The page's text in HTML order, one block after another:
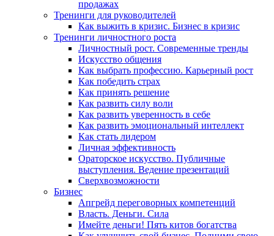
продажах
Тренинги для руководителей
Как выжить в кризис. Бизнес в кризис
Тренинги личностного роста
Личностный рост. Современные тренды
Искусство общения
Как выбрать профессию. Карьерный рост
Как победить страх
Как принять решение
Как развить силу воли
Как развить уверенность в себе
Как развить эмоциональный интеллект
Как стать лидером
Личная эффективность
Ораторское искусство. Публичные
выступления. Ведение презентаций
Сверхвозможности
Бизнес
Апгрейд переговорных компетенций
Власть. Деньги. Сила
Имейте деньги! Пять китов богатства